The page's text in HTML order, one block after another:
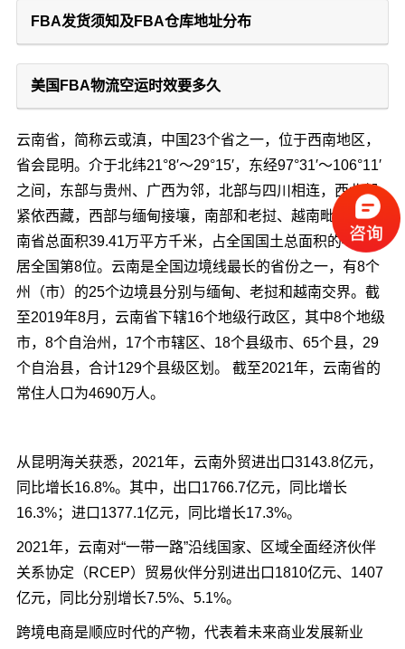
FBA发货须知及FBA仓库地址分布
美国FBA物流空运时效要多久
云南省，简称云或滇，中国23个省之一，位于西南地区，
省会昆明。介于北纬21°8′～29°15′，东经97°31′～106°11′
之间，东部与贵州、广西为邻，北部与四川相连，西北部
紧依西藏，西部与缅甸接壤，南部和老挝、越南毗邻，云
南省总面积39.41万平方千米，占全国国土总面积的4.1%，
居全国第8位。云南是全国边境线最长的省份之一，有8个
州（市）的25个边境县分别与缅甸、老挝和越南交界。 截
至2019年8月，云南省下辖16个地级行政区，其中8个地级
市，8个自治州，17个市辖区、18个县级市、65个县，29
个自治县，合计129个县级区划。 截至2021年，云南省的
常住人口为4690万人。
从昆明海关获悉，2021年，云南外贸进出口3143.8亿元，
同比增长16.8%。其中，出口1766.7亿元，同比增长
16.3%；进口1377.1亿元，同比增长17.3%。
2021年，云南对“一带一路”沿线国家、区域全面经济伙伴
关系协定（RCEP）贸易伙伴分别进出口1810亿元、1407
亿元，同比分别增长7.5%、5.1%。
跨境电商是顺应时代的产物，代表着未来商业发展新业